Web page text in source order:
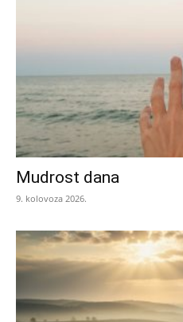
Mudrost dana
9. kolovoza 2026.